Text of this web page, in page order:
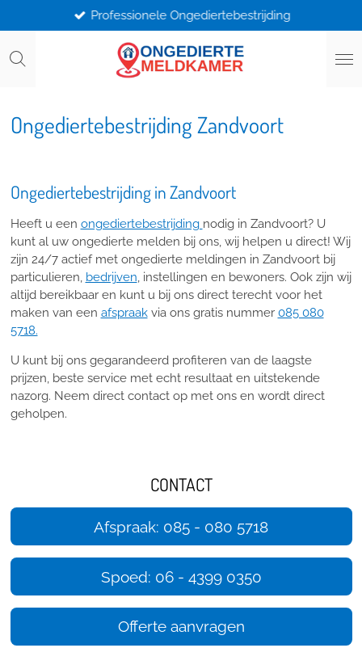
direct
naar
Professionele Ongediertebestrijding
Ongediertebestrijding Zandvoort
Ongediertebestrijding in Zandvoort
Heeft u een ongediertebestrijding nodig in Zandvoort? U
kunt al uw ongedierte melden bij ons, wij helpen u direct! Wij
zijn 24/7 actief met ongedierte meldingen in Zandvoort bij
particulieren, bedrijven, instellingen en bewoners. Ook zijn wij
altijd bereikbaar en kunt u bij ons direct terecht voor het
maken van een afspraakvia ons gratis nummer 085 080
5718.
U kunt bij ons gegarandeerd profiteren van de laagste
prijzen, beste service met echt resultaat en uitstekende
nazorg. Neem direct contact op met ons en wordt direct
geholpen.
CONTACT
Afspraak: 085 - 080 5718
Spoed: 06 - 4399 0350
Offerte aanvragen